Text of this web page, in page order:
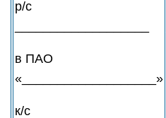
р/с
в ПАО
«___________________»
к/с